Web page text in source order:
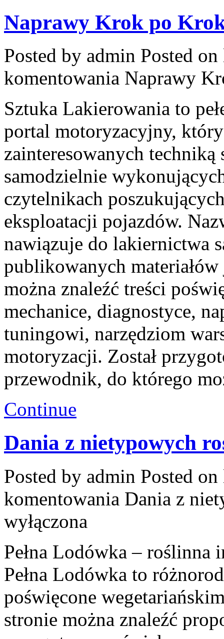
Naprawy Krok po
Posted by admin Posted
komentowania Naprawy
Sztuka Lakierowania to
portal motoryzacyjny,
zainteresowanych techniką
samodzielnie
czytelnikach
eksploatacji pojazdów.
nawiązuje do lakiernictwa
publikowanych materiałów
można znaleźć treści
mechanice, diagnostyce,
tuningowi, narzędziom
motoryzacji. Został
przewodnik, do którego
Continue
Dania z nietypowych
Posted by admin Posted
komentowania Dania z
wyłączona
Pełna Lodówka – roślinna
Pełna Lodówka to
poświęcone
stronie można znaleźć